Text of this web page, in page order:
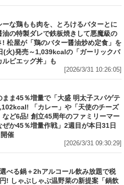
ーな鶏もも肉を、とろけるバターとに
油の特製ダレで鉄板焼きして悪魔級の
! 松屋が「鶏のバター醤油炒め定食」を
(火)発売～1,039kcalの「ガーリックバ
ルビエッグ丼」も
[2026/3/31 10:26:05]
まま45％増量で「大盛 明太子スパゲテ
「カレー」や「天使のチーズ
など6品! 創立45周年のファミリーマー
ぜか45％増量作戦」2週目が本日31日
催
[2026/3/31 09:30:29]
べる鍋＋2hアルコール飲み放題で税
! しゃぶしゃぶ温野菜の新提案「鍋飲